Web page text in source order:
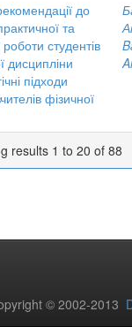
до
та
студентів
дисципліни
підходи
фізичної
results 1 to 20 of 88
© 2002-2013